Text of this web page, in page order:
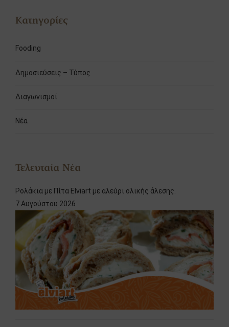
Κατηγορίες
Fooding
Δημοσιεύσεις – Τύπος
Διαγωνισμοί
Νέα
Τελευταία Νέα
Ρολάκια με Πίτα Elviart με αλεύρι ολικής άλεσης.
7 Αυγούστου 2026